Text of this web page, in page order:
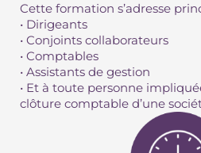
Cette formation s’adresse
• Dirigeants
• Conjoints collaborateurs
• Comptables
• Assistants de gestion
• Et à toute personne
clôture comptable d’une